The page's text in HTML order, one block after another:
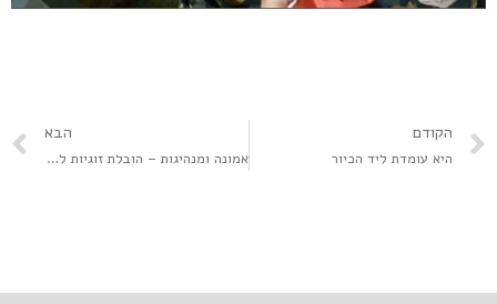
הקודם
היא עומדת ליד הכיור
הבא
אמונה ומנהיגות – הובלת זוגיות לשדרוג